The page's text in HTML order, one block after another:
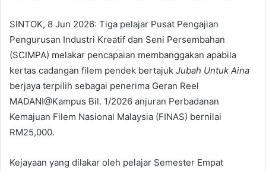
SINTOK, 8 Jun 2026: Tiga pelajar Pusat Pengajian
Pengurusan Industri Kreatif dan Seni Persembahan
(SCIMPA) melakar pencapaian membanggakan apabila
kertas cadangan filem pendek bertajuk Jubah Untuk Aina
berjaya terpilih sebagai penerima Geran Reel
MADANI@Kampus Bil. 1/2026 anjuran Perbadanan
Kemajuan Filem Nasional Malaysia (FINAS) bernilai
RM25,000.
Kejayaan yang dilakar oleh pelajar Semester Empat